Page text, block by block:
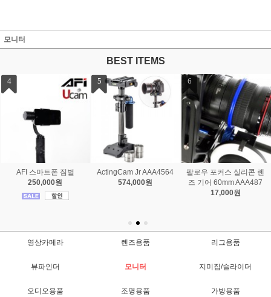
모니터
BEST ITEMS
usb 컨트롤러 2D Follow f
ocus
503,000원
8
Master Kit
2,236,000원
영상카메라 렌즈용품 리그용품
뷰파인더 모니터 지미집/슬라이더
오디오용품 조명용품 가방용품